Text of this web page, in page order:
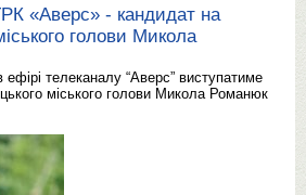
«Аверс» - кандидат на
голови Микола
телеканалу “Аверс” виступатиме
міського голови Микола Романюк